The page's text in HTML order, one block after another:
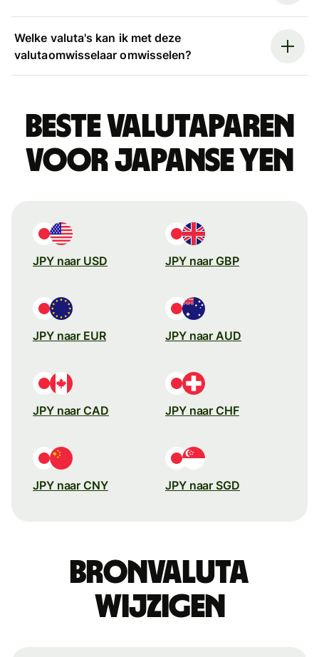
Welke valuta's kan ik met deze
valutaomwisselaar omwisselen?
Beste valutaparen
voor Japanse yen
JPY naar USD JPY naar GBP
JPY naar EUR JPY naar AUD
JPY naar CAD JPY naar CHF
JPY naar CNY JPY naar SGD
Bronvaluta
wijzigen